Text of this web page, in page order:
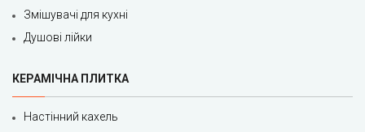
Змішувачі для кухні
Душові лійки
КЕРАМІЧНА ПЛИТКА
Настінний кахель